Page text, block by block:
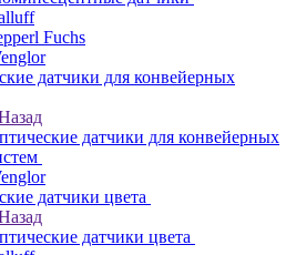
Fuchs
датчики для конвейерных
датчики для конвейерных
датчики цвета
датчики цвета